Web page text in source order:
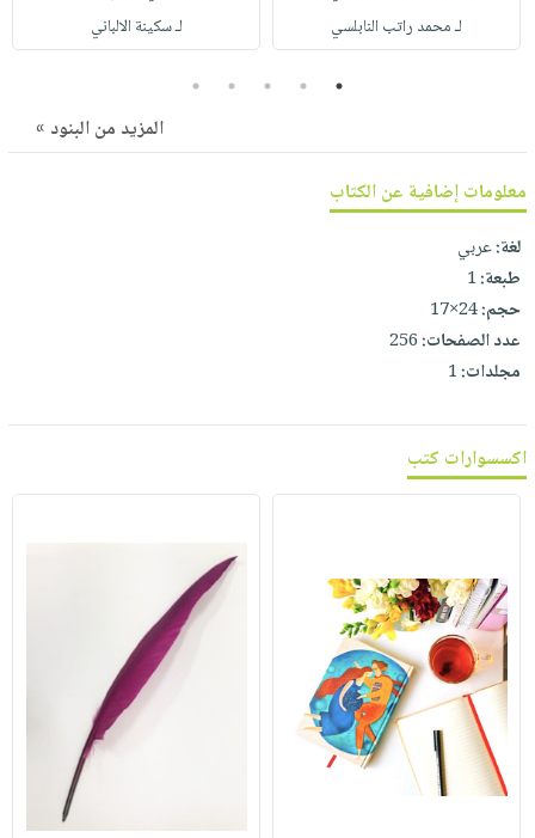
صابون
أطفال
فيديوهات
أسئلة
خدمات
نيل
انشر
كتابك
تواصل
معنا
الإصدارات
لـ محمد راتب النابلسي
لـ سكينة الالباني
1
2
3
4
5
المزيد من البنود »
معلومات إضافية عن الكتاب
لغة:عربي
طبعة:1
حجم:24×17
عدد الصفحات:256
مجلدات:1
اكسسوارات كتب